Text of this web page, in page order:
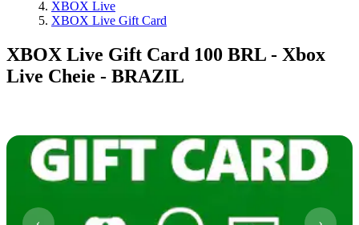
XBOX Live
XBOX Live Gift Card
XBOX Live Gift Card 100 BRL - Xbox
Live Cheie - BRAZIL